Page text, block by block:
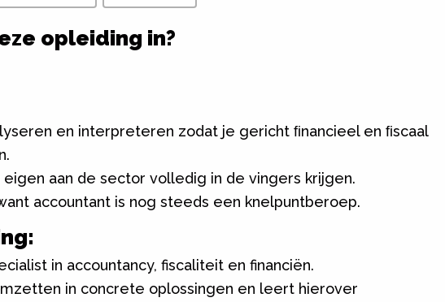
opleiding in?
en interpreteren zodat je gericht ﬁnancieel en ﬁscaal
aan de sector volledig in de vingers krijgen.
accountant is nog steeds een knelpuntberoep.
in accountancy, fiscaliteit en financiën.
in concrete oplossingen en leert hierover